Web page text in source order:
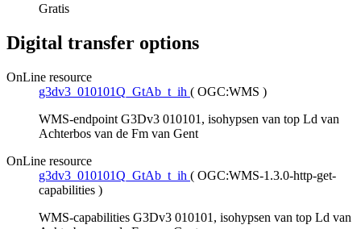
Gratis
Digital transfer options
OnLine resource
g3dv3_010101Q_GtAb_t_ih ( OGC:WMS )
WMS-endpoint G3Dv3 010101, isohypsen van top Ld van
Achterbos van de Fm van Gent
OnLine resource
g3dv3_010101Q_GtAb_t_ih ( OGC:WMS-1.3.0-http-get-
capabilities )
WMS-capabilities G3Dv3 010101, isohypsen van top Ld van